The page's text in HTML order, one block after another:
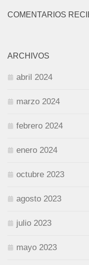
COMENTARIOS
ARCHIVOS
abril 2024
marzo 2024
febrero 2024
enero 2024
octubre 2023
agosto 2023
julio 2023
mayo 2023